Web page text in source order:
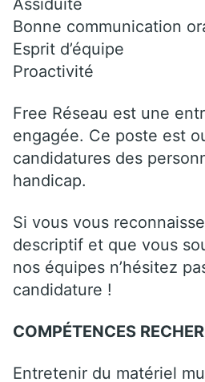
Assiduité
Bonne communication
Esprit d’équipe
Proactivité
Free Réseau est une
engagée. Ce poste est
candidatures des
handicap.
Si vous vous
descriptif et que vous
nos équipes n’hésitez
candidature !
COMPÉTENCES
Entretenir du matériel